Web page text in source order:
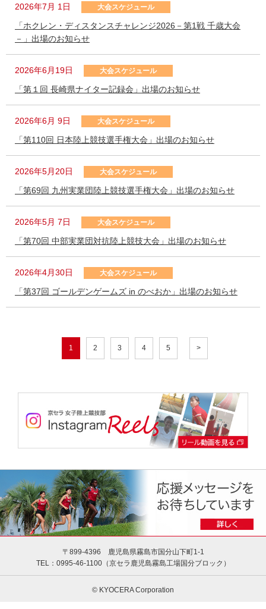
2026年7月 1日 大会スケジュール
「ホクレン・ディスタンスチャレンジ2026－第1戦 千歳大会
－」出場のお知らせ
2026年6月19日 大会スケジュール
「第１回 長崎県ナイター記録会」出場のお知らせ
2026年6月 9日 大会スケジュール
「第110回 日本陸上競技選手権大会」出場のお知らせ
2026年5月20日 大会スケジュール
「第69回 九州実業団陸上競技選手権大会」出場のお知らせ
2026年5月 7日 大会スケジュール
「第70回 中部実業団対抗陸上競技大会」出場のお知らせ
2026年4月30日 大会スケジュール
「第37回 ゴールデンゲームズ in のべおか」出場のお知らせ
1 2 3 4 5 >
〒899-4396 鹿児島県霧島市国分山下町1-1
TEL：0995-46-1100（京セラ⿅児島霧島⼯場国分ブロック）
© KYOCERA Corporation